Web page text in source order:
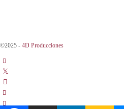
©2025 - 4D Producciones